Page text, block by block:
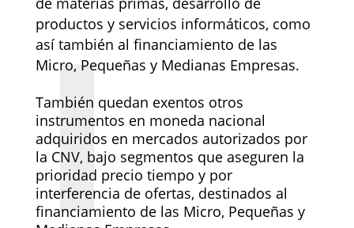
productos y servicios informáticos, como
así también al financiamiento de las
Micro, Pequeñas y Medianas Empresas.
También quedan exentos otros
instrumentos en moneda nacional
adquiridos en mercados autorizados por
la CNV, bajo segmentos que aseguren la
prioridad precio tiempo y por
interferencia de ofertas, destinados al
financiamiento de las Micro, Pequeñas y